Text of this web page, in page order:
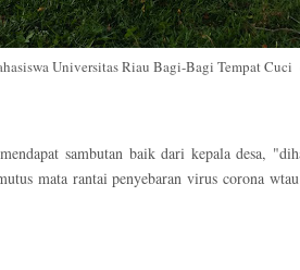
Universitas Riau Bagi-Bagi Tempat Cuci
sambutan baik dari kepala desa,
mata rantai penyebaran virus corona